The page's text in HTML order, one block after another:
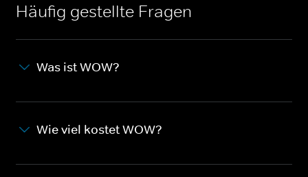
Häufig gestellte Fragen
Was ist WOW?
Wie viel kostet WOW?